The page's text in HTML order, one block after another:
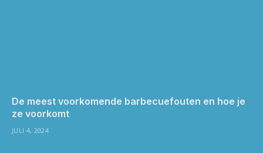
De meest voorkomende barbecuefouten en hoe je
ze voorkomt
JULI 4, 2024